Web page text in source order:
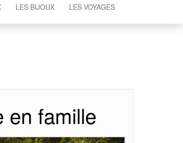
LES BIJOUX LES VOYAGES
en famille